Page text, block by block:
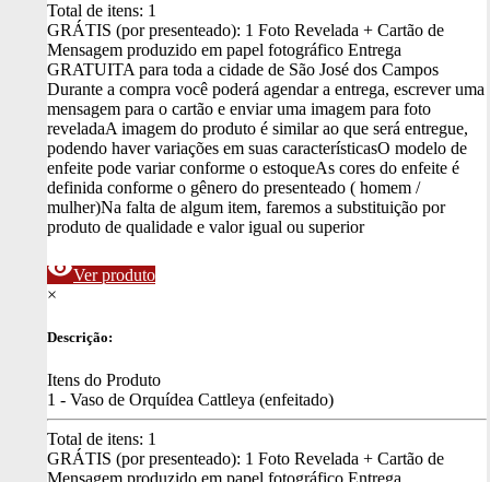
Total de itens: 1
GRÁTIS (por presenteado): 1 Foto Revelada + Cartão de
Mensagem produzido em papel fotográfico Entrega
GRATUITA para toda a cidade de São José dos Campos
Durante a compra você poderá agendar a entrega, escrever uma
mensagem para o cartão e enviar uma imagem para foto
reveladaA imagem do produto é similar ao que será entregue,
podendo haver variações em suas característicasO modelo de
enfeite pode variar conforme o estoqueAs cores do enfeite é
definida conforme o gênero do presenteado ( homem /
mulher)Na falta de algum item, faremos a substituição por
produto de qualidade e valor igual ou superior
visibilityVer produto
×
Descrição:
Itens do Produto
1 - Vaso de Orquídea Cattleya (enfeitado)
Total de itens: 1
GRÁTIS (por presenteado): 1 Foto Revelada + Cartão de